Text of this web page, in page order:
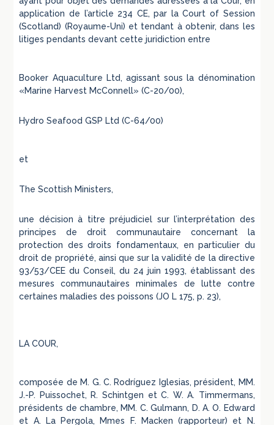
application de l’article 234 CE, par la Court of Session
(Scotland) (Royaume-Uni) et tendant à obtenir, dans les
litiges pendants devant cette juridiction entre
Booker Aquaculture Ltd, agissant sous la dénomination
«Marine Harvest McConnell» (C-20/00),
Hydro Seafood GSP Ltd (C-64/00)
et
The Scottish Ministers,
une décision à titre préjudiciel sur l’interprétation des
principes de droit communautaire concernant la
protection des droits fondamentaux, en particulier du
droit de propriété, ainsi que sur la validité de la directive
93/53/CEE du Conseil, du 24 juin 1993, établissant des
mesures communautaires minimales de lutte contre
certaines maladies des poissons (JO L 175, p. 23),
LA COUR,
composée de M. G. C. Rodríguez Iglesias, président, MM.
J.-P. Puissochet, R. Schintgen et C. W. A. Timmermans,
présidents de chambre, MM. C. Gulmann, D. A. O. Edward
et A. La Pergola, Mmes F. Macken (rapporteur) et N.